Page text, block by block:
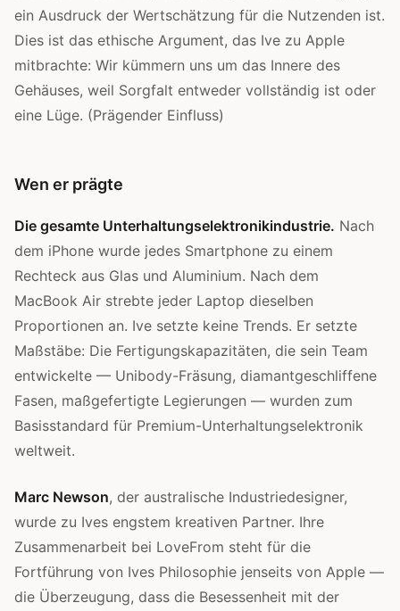
ein Ausdruck der Wertschätzung für die Nutzenden ist.
Dies ist das ethische Argument, das Ive zu Apple
mitbrachte: Wir kümmern uns um das Innere des
Gehäuses, weil Sorgfalt entweder vollständig ist oder
eine Lüge. (Prägender Einfluss)
Wen er prägte
Die gesamte Unterhaltungselektronikindustrie. Nach
dem iPhone wurde jedes Smartphone zu einem
Rechteck aus Glas und Aluminium. Nach dem
MacBook Air strebte jeder Laptop dieselben
Proportionen an. Ive setzte keine Trends. Er setzte
Maßstäbe: Die Fertigungskapazitäten, die sein Team
entwickelte — Unibody-Fräsung, diamantgeschliffene
Fasen, maßgefertigte Legierungen — wurden zum
Basisstandard für Premium-Unterhaltungselektronik
weltweit.
Marc Newson, der australische Industriedesigner,
wurde zu Ives engstem kreativen Partner. Ihre
Zusammenarbeit bei LoveFrom steht für die
Fortführung von Ives Philosophie jenseits von Apple —
die Überzeugung, dass die Besessenheit mit der